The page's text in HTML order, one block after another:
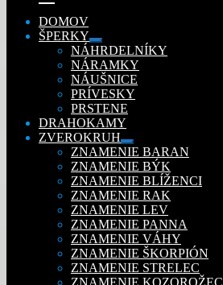
DOMOV
ŠPERKY
Rozbaliť
podradené
menu
NÁHRDELNÍKY
NÁRAMKY
NÁUŠNICE
PRÍVESKY
PRSTENE
DRAHOKAMY
ZVEROKRUH
Rozbaliť
podradené
menu
ZNAMENIE BARAN
ZNAMENIE BÝK
ZNAMENIE BLÍŽENCI
ZNAMENIE RAK
ZNAMENIE LEV
ZNAMENIE PANNA
ZNAMENIE VÁHY
ZNAMENIE ŠKORPIÓN
ZNAMENIE STRELEC
ZNAMENIE KOZOROŽEC